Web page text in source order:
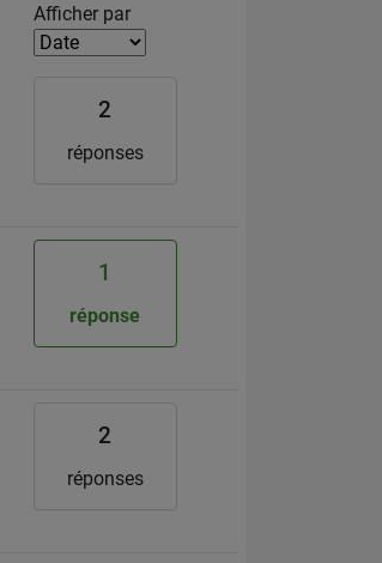
Filter2
Afficher par
2
réponses
1
réponse
2
réponses